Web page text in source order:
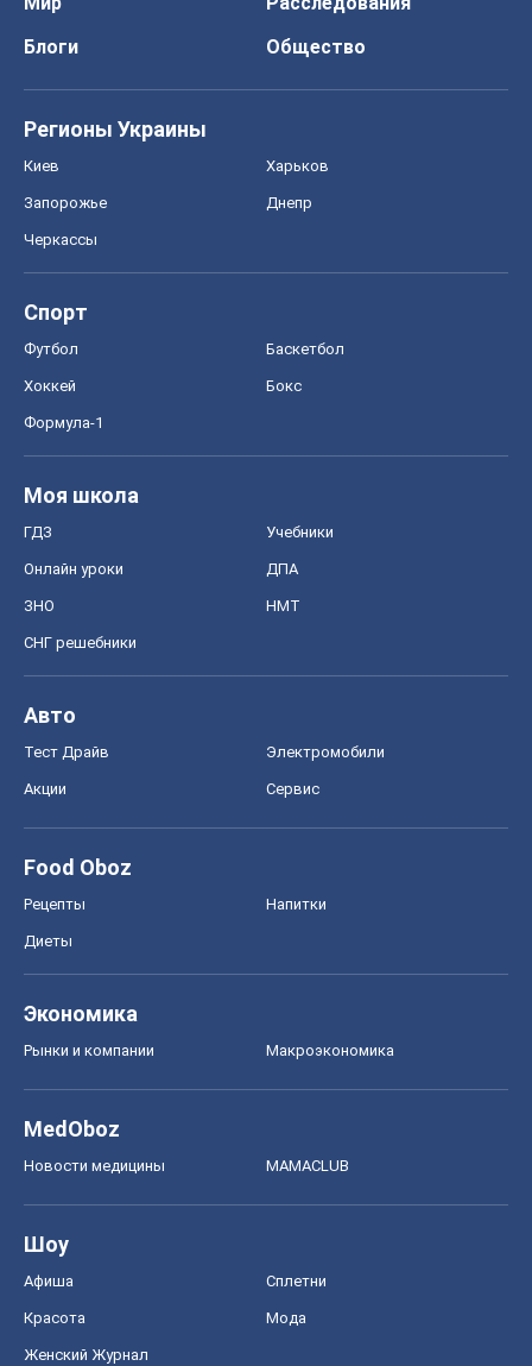
Блоги
Общество
Регионы Украины
Киев Харьков
Запорожье Днепр
Черкассы
Спорт
Футбол Баскетбол
Хоккей Бокс
Формула-1
Моя школа
ГДЗ Учебники
Онлайн уроки ДПА
ЗНО НМТ
СНГ решебники
Авто
Тест Драйв Электромобили
Акции Сервис
Food Oboz
Рецепты Напитки
Диеты
Экономика
Рынки и компании Mакроэкономика
MedOboz
Новости медицины MAMACLUB
Шоу
Афиша Сплетни
Красота Мода
Женский Журнал